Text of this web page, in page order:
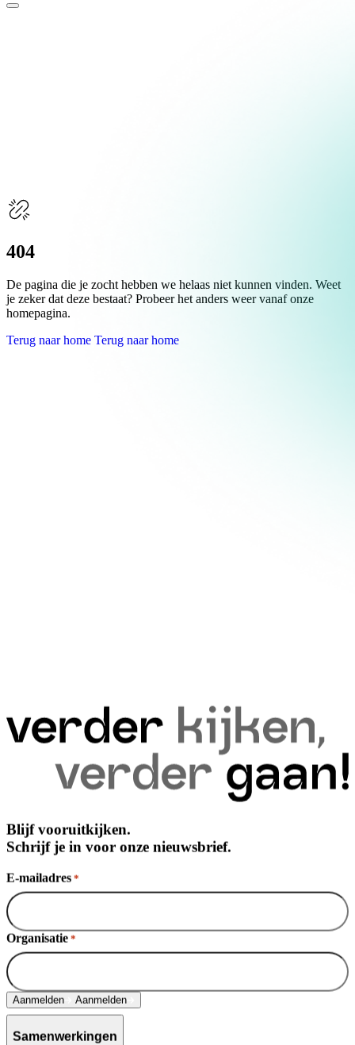
404
De pagina die je zocht hebben we helaas niet kunnen vinden. Weet
je zeker dat deze bestaat? Probeer het anders weer vanaf onze
homepagina.
Terug naar home Terug naar home
Blijf vooruitkijken.
Schrijf je in voor onze nieuwsbrief.
E-mailadres *
Organisatie *
Aanmelden Aanmelden
Samenwerkingen